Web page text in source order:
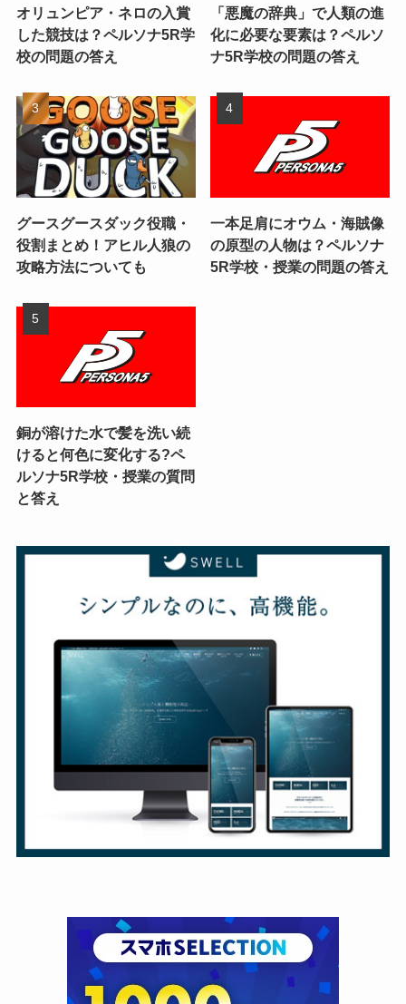
オリュンピア・ネロの入賞
した競技は？ペルソナ5R学
校の問題の答え
「悪魔の辞典」で人類の進
化に必要な要素は？ペルソ
ナ5R学校の問題の答え
グースグースダック役職・
役割まとめ！アヒル人狼の
攻略方法についても
一本足肩にオウム・海賊像
の原型の人物は？ペルソナ
5R学校・授業の問題の答え
銅が溶けた水で髪を洗い続
けると何色に変化する?ペ
ルソナ5R学校・授業の質問
と答え